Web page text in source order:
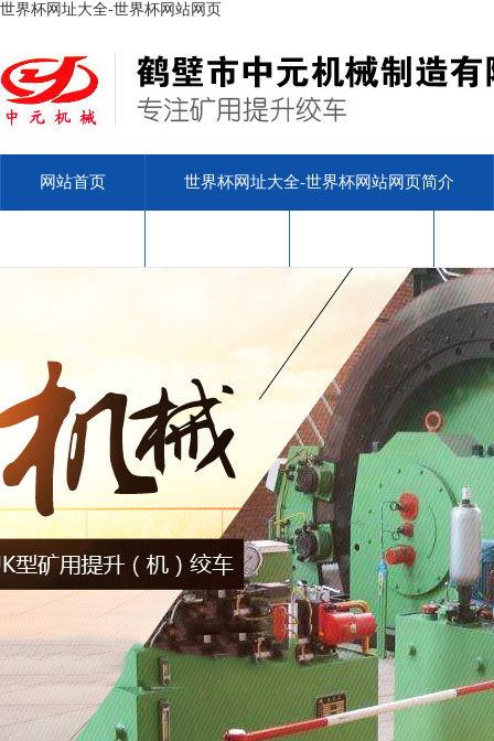
世界杯网址大全-世界杯网站网页
网站首页 世界杯网址大全-世界杯网站网页简介